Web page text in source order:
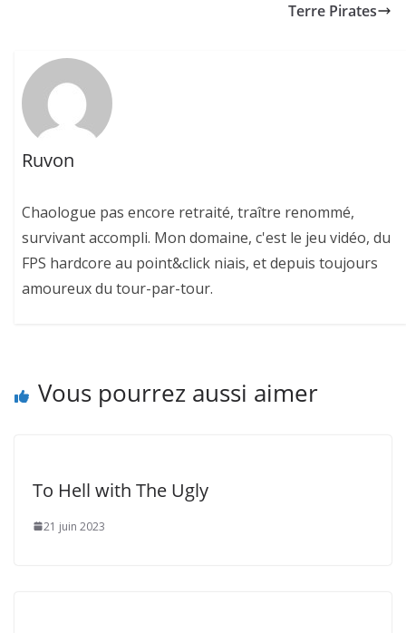
Terre Pirates
Ruvon
Chaologue pas encore retraité, traître renommé,
survivant accompli. Mon domaine, c'est le jeu vidéo, du
FPS hardcore au point&click niais, et depuis toujours
amoureux du tour-par-tour.
Vous pourrez aussi aimer
To Hell with The Ugly
21 juin 2023